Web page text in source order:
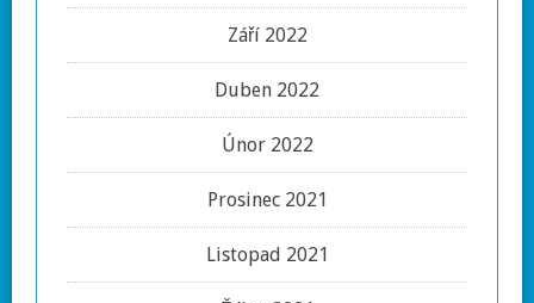
Září 2022
Duben 2022
Únor 2022
Prosinec 2021
Listopad 2021